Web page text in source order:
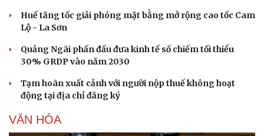
Sân khấu - Điện ảnh
Văn học
Âm nhạc
Di sản
Nghệ sĩ
Huế tăng tốc giải phóng mặt bằng mở rộng cao tốc Cam
Lộ - La Sơn
Quảng Ngãi phấn đấu đưa kinh tế số chiếm tối thiểu
30% GRDP vào năm 2030
Tạm hoãn xuất cảnh với người nộp thuế không hoạt
động tại địa chỉ đăng ký
VĂN HÓA